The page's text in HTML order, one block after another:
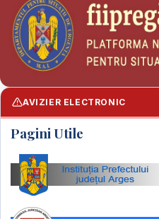
AVIZIER ELECTRONIC
Pagini Utile